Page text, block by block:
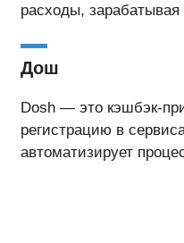
расходы,
Дош
Dosh — это кэшбэк-
регистрацию в
автоматизирует